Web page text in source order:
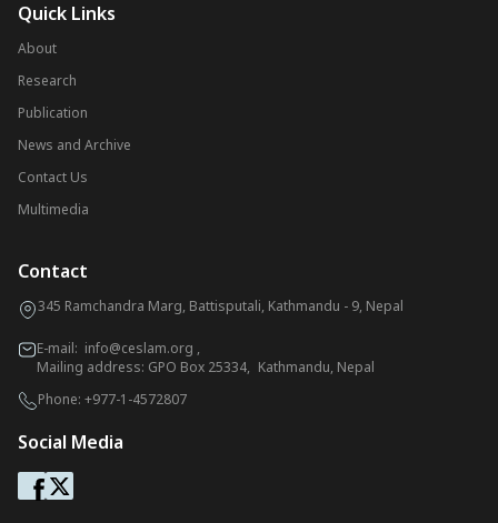
Quick Links
About
Research
Publication
News and Archive
Contact Us
Multimedia
Contact
345 Ramchandra Marg, Battisputali, Kathmandu - 9, Nepal
E-mail: info@ceslam.org ,
Mailing address: GPO Box 25334, Kathmandu, Nepal
Phone: +977-1-4572807
Social Media